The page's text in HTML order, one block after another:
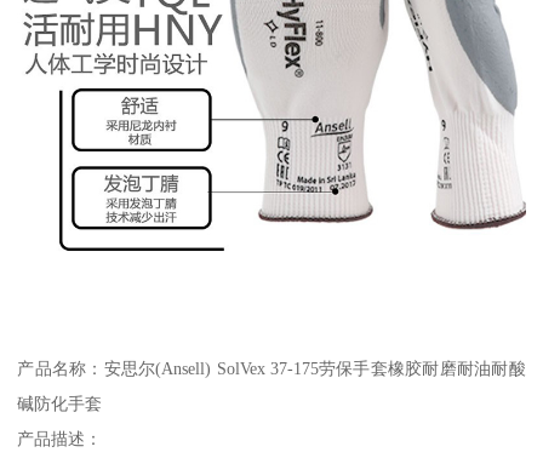
产品名称：安思尔(Ansell) SolVex 37-175劳保手套橡胶耐磨耐油耐酸
碱防化手套
产品描述：